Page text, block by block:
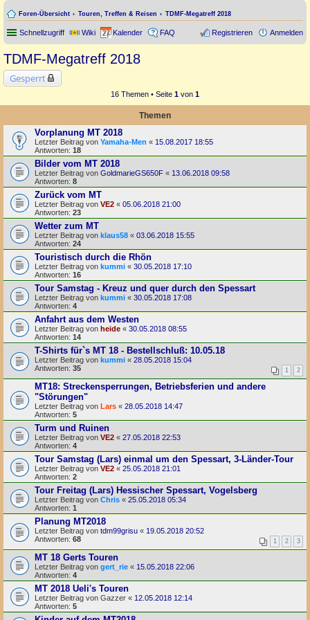
Foren-Übersicht Touren, Treffen & Reisen TDMF-Megatreff 2018
Schnellzugriff Wiki Kalender FAQ Anmelden
Registrieren
TDMF-Megatreff 2018
Gesperrt
16 Themen • Seite 1 von 1
Themen
Vorplanung MT 2018
Letzter Beitrag von Yamaha-Men « 15.08.2017 18:55
Antworten: 18
Bilder vom MT 2018
Letzter Beitrag von GoldmarieGS650F « 13.06.2018 09:58
Antworten: 8
Zurück vom MT
Letzter Beitrag von VE2 « 05.06.2018 21:00
Antworten: 23
Wetter zum MT
Letzter Beitrag von klaus58 « 03.06.2018 15:55
Antworten: 24
Touristisch durch die Rhön
Letzter Beitrag von kummi « 30.05.2018 17:10
Antworten: 16
Tour Samstag - Kreuz und quer durch den Spessart
Letzter Beitrag von kummi « 30.05.2018 17:08
Antworten: 4
Anfahrt aus dem Westen
Letzter Beitrag von heide « 30.05.2018 08:55
Antworten: 14
T-Shirts für`s MT 18 - Bestellschluß: 10.05.18
Letzter Beitrag von kummi « 28.05.2018 15:04
Antworten: 35 1 2
MT18: Streckensperrungen, Betriebsferien und andere
"Störungen"
Letzter Beitrag von Lars « 28.05.2018 14:47
Antworten: 5
Turm und Ruinen
Letzter Beitrag von VE2 « 27.05.2018 22:53
Antworten: 4
Tour Samstag (Lars) einmal um den Spessart, 3-Länder-Tour
Letzter Beitrag von VE2 « 25.05.2018 21:01
Antworten: 2
Tour Freitag (Lars) Hessischer Spessart, Vogelsberg
Letzter Beitrag von Chris « 25.05.2018 05:34
Antworten: 1
Planung MT2018
Letzter Beitrag von tdm99grisu « 19.05.2018 20:52
Antworten: 68 1 2 3
MT 18 Gerts Touren
Letzter Beitrag von gert_rie « 15.05.2018 22:06
Antworten: 4
MT 2018 Ueli's Touren
Letzter Beitrag von Gazzer « 12.05.2018 12:14
Antworten: 5